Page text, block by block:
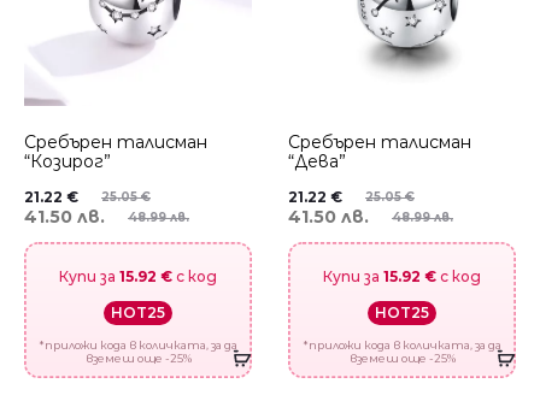
Сребърен талисман
“Козирог”
25.05€
21.22 €
48.99 лв.
41.50 лв.
Купи за 15.92 € с код
HOT25
*приложи кода в количката, за да
вземеш още -25%
Сребърен талисман
“Дева”
25.05€
21.22 €
48.99 лв.
41.50 лв.
Купи за 15.92 € с код
HOT25
*приложи кода в количката, за да
вземеш още -25%